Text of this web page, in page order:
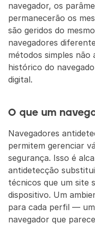
navegador, os
permanecerão os
são geridos do
navegadores
métodos simples
histórico do
digital.
O que um
Navegadores
permitem gerenciar
segurança. Isso é
antidetecção
técnicos que um site
dispositivo. Um
para cada perfil —